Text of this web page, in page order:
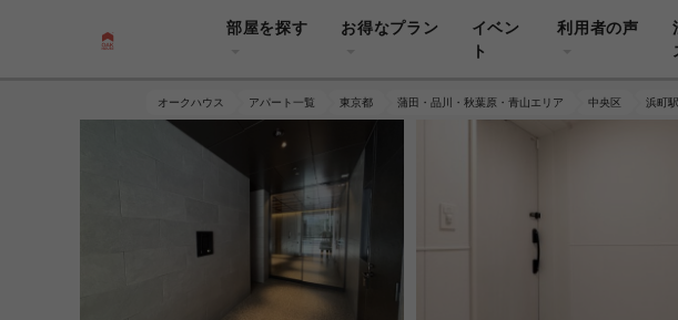
部屋を探す お得なプラン
イベン
ト
利用者の声
オークハウス アパート一覧 東京都 蒲田・品川・秋葉原・青山エリア 中央区 浜町駅